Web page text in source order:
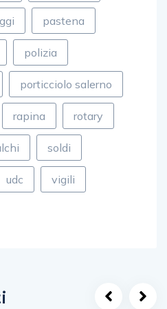
pastena
polizia
porticciolo salerno
rapina rotary
soldi
udc vigili